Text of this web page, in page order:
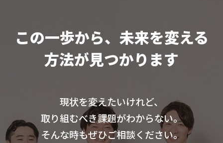
この一歩から、未来を変える
方法が見つかります
現状を変えたいけれど、
取り組むべき課題がわからない。
そんな時もぜひご相談ください。